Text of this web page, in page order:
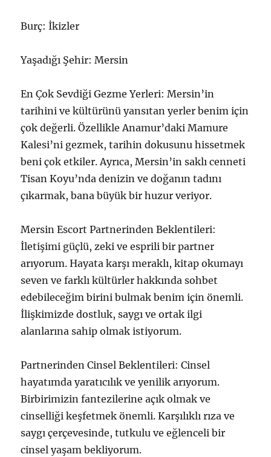
Burç: İkizler
Yaşadığı Şehir: Mersin
En Çok Sevdiği Gezme Yerleri: Mersin’in
tarihini ve kültürünü yansıtan yerler benim için
çok değerli. Özellikle Anamur’daki Mamure
Kalesi’ni gezmek, tarihin dokusunu hissetmek
beni çok etkiler. Ayrıca, Mersin’in saklı cenneti
Tisan Koyu’nda denizin ve doğanın tadını
çıkarmak, bana büyük bir huzur veriyor.
Mersin Escort Partnerinden Beklentileri:
İletişimi güçlü, zeki ve esprili bir partner
arıyorum. Hayata karşı meraklı, kitap okumayı
seven ve farklı kültürler hakkında sohbet
edebileceğim birini bulmak benim için önemli.
İlişkimizde dostluk, saygı ve ortak ilgi
alanlarına sahip olmak istiyorum.
Partnerinden Cinsel Beklentileri: Cinsel
hayatımda yaratıcılık ve yenilik arıyorum.
Birbirimizin fantezilerine açık olmak ve
cinselliği keşfetmek önemli. Karşılıklı rıza ve
saygı çerçevesinde, tutkulu ve eğlenceli bir
cinsel yaşam bekliyorum.